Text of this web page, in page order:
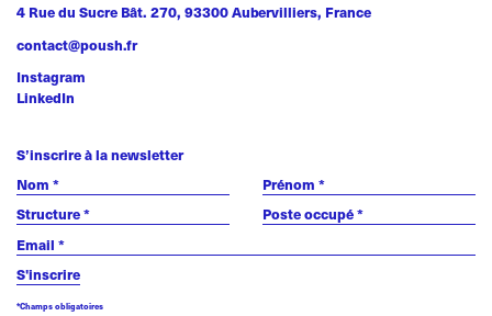
4 Rue du Sucre Bât. 270, 93300 Aubervilliers, France
contact@poush.fr
Instagram
LinkedIn
S’inscrire à la newsletter
*Champs obligatoires